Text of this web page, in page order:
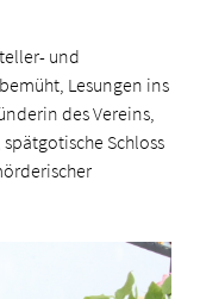
und
Lesungen ins
des Vereins,
Schloss